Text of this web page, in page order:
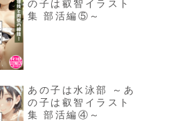
の子は叡智イラスト
集 部活編⑤～
あの子は水泳部 ～あ
の子は叡智イラスト
集 部活編④～